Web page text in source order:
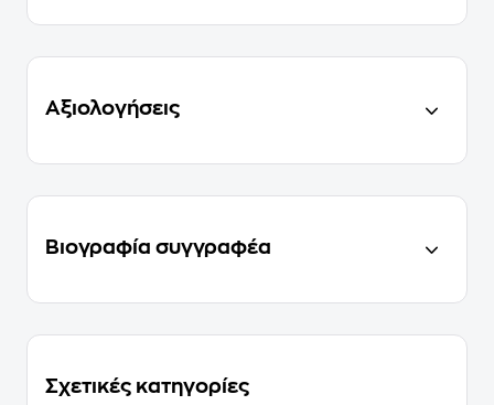
Αξιολογήσεις
Βιογραφία συγγραφέα
Σχετικές κατηγορίες